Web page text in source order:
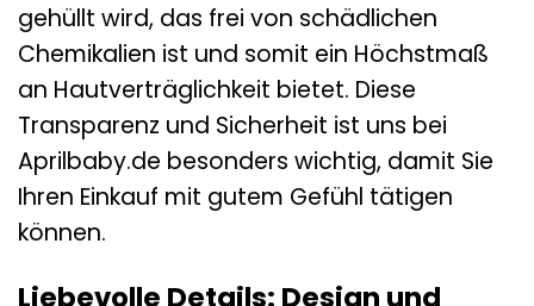
gehüllt wird, das frei von schädlichen
Chemikalien ist und somit ein Höchstmaß
an Hautverträglichkeit bietet. Diese
Transparenz und Sicherheit ist uns bei
Aprilbaby.de besonders wichtig, damit Sie
Ihren Einkauf mit gutem Gefühl tätigen
können.
Liebevolle Details: Design und